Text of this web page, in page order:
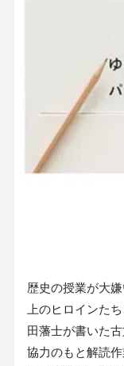
歴史の授業が大
上のヒロインた
田藩士が書いた
協力のもと解読